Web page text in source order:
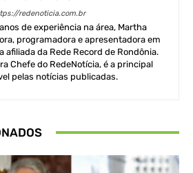
redenoticia.com.br
de experiência na área, Martha
programadora e apresentadora em
afiliada da Rede Record de Rondônia.
Chefe do RedeNotícia, é a principal
pelas notícias publicadas.